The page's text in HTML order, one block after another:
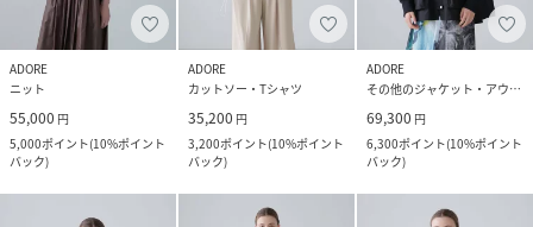
ADORE
ニット
55,000 円
5,000ポイント(10%ポイント
バック)
ADORE
カットソー・Tシャツ
35,200 円
3,200ポイント(10%ポイント
バック)
ADORE
その他のジャケット・アウター
69,300 円
6,300ポイント(10%ポイント
バック)